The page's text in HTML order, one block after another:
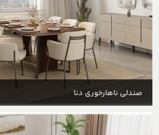
صندلی ناهارخوری دنا